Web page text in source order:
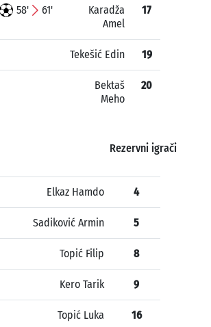
58' 61'
Karadža
Amel
17
Tekešić Edin 19
Bektaš
Meho
20
Rezervni igrači
Elkaz Hamdo 4
Sadiković Armin 5
Topić Filip 8
Kero Tarik 9
Topić Luka 16